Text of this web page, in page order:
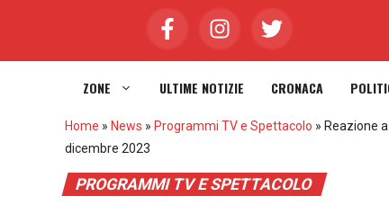
ZONE ULTIME NOTIZIE CRONACA
Home » News » Programmi TV e Spettacolo » Reazione
dicembre 2023
PROGRAMMI TV E SPETTACOLO